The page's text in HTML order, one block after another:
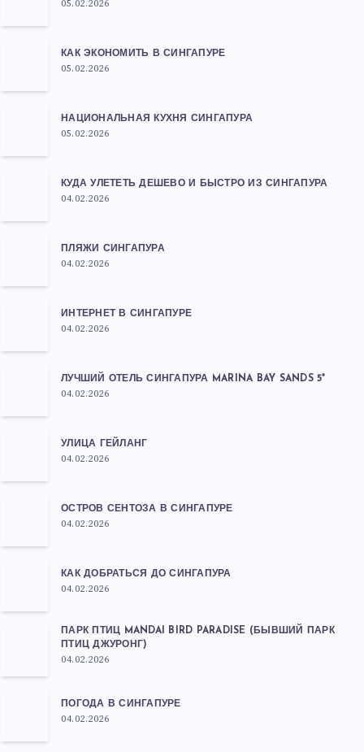
05.02.2026
КАК ЭКОНОМИТЬ В СИНГАПУРЕ
05.02.2026
НАЦИОНАЛЬНАЯ КУХНЯ СИНГАПУРА
05.02.2026
КУДА УЛЕТЕТЬ ДЕШЕВО И БЫСТРО ИЗ СИНГАПУРА
04.02.2026
ПЛЯЖИ СИНГАПУРА
04.02.2026
ИНТЕРНЕТ В СИНГАПУРЕ
04.02.2026
ЛУЧШИЙ ОТЕЛЬ СИНГАПУРА MARINA BAY SANDS 5*
04.02.2026
УЛИЦА ГЕЙЛАНГ
04.02.2026
ОСТРОВ СЕНТОЗА В СИНГАПУРЕ
04.02.2026
КАК ДОБРАТЬСЯ ДО СИНГАПУРА
04.02.2026
ПАРК ПТИЦ MANDAI BIRD PARADISE (БЫВШИЙ ПАРК
ПТИЦ ДЖУРОНГ)
04.02.2026
ПОГОДА В СИНГАПУРЕ
04.02.2026